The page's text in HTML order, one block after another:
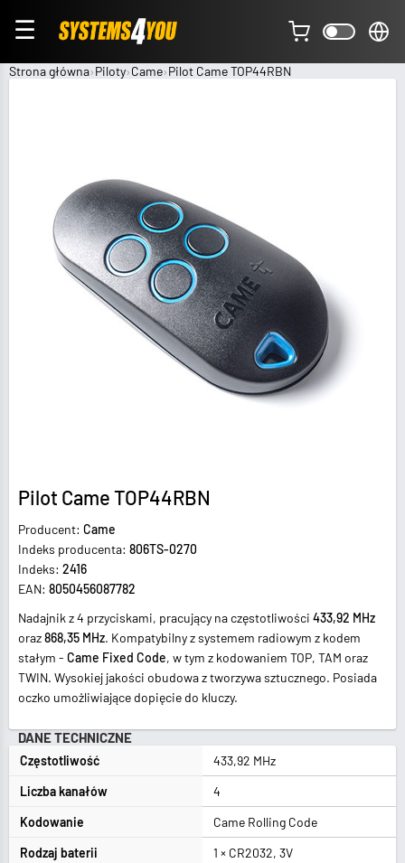
☰
Strona główna Piloty Came Pilot Came TOP44RBN
Pilot Came TOP44RBN
Producent: Came
Indeks producenta: 806TS-0270
Indeks: 2416
EAN: 8050456087782
Nadajnik z 4 przyciskami, pracujący na częstotliwości 433,92 MHz
oraz868,35 MHz. Kompatybilny z systemem radiowym z kodem
stałym - Came Fixed Code, w tym z kodowaniem TOP, TAM oraz
TWIN. Wysokiej jakości obudowa z tworzywa sztucznego. Posiada
oczko umożliwiające dopięcie do kluczy.
DANE TECHNICZNE
Częstotliwość
433,92 MHz
Liczba kanałów
4
Kodowanie
Came Rolling Code
Rodzaj baterii
1 × CR2032, 3V